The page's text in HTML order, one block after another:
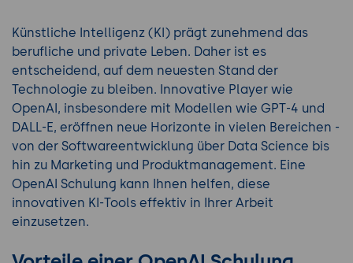
Künstliche Intelligenz (KI) prägt zunehmend das
berufliche und private Leben. Daher ist es
entscheidend, auf dem neuesten Stand der
Technologie zu bleiben. Innovative Player wie
OpenAI, insbesondere mit Modellen wie GPT-4 und
DALL-E, eröffnen neue Horizonte in vielen Bereichen -
von der Softwareentwicklung über Data Science bis
hin zu Marketing und Produktmanagement. Eine
OpenAI Schulung kann Ihnen helfen, diese
innovativen KI-Tools effektiv in Ihrer Arbeit
einzusetzen.